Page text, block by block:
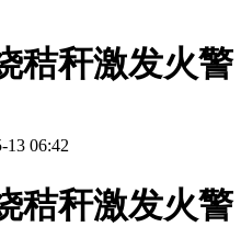
秸秆激发火
13 06:42
秸秆激发火